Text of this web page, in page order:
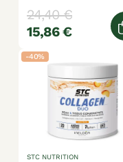
24,40 €
15,86 €
-40%
STC NUTRITION